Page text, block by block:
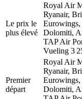
Le prix le
plus élevé
Royal Air
Ryanair,
Dolomiti,
TAP Air
Vueling 3
Premier
départ
Royal Air
Ryanair,
Dolomiti,